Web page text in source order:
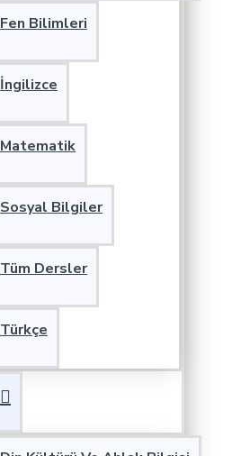
Fen Bilimleri
İngilizce
Matematik
Sosyal Bilgiler
Tüm Dersler
Türkçe